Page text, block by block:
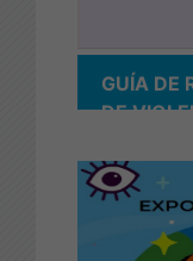
GUÍA DE
DE